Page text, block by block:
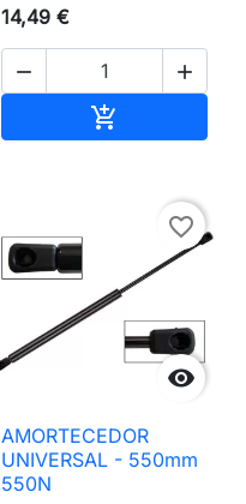
14,49 €
 


favorite_border
AMORTECEDOR
UNIVERSAL - 550mm
550N